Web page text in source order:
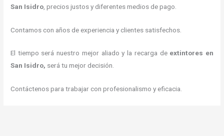
San Isidro , precios justos y diferentes medios de pago.
Contamos con años de experiencia y clientes satisfechos.
El tiempo será nuestro mejor aliado y la recarga de extintores en
San Isidro, será tu mejor decisión.
Contáctenos para trabajar con profesionalismo y eficacia.